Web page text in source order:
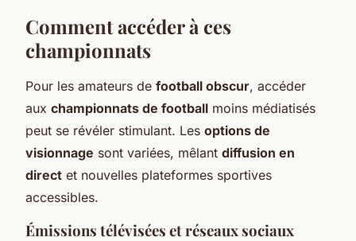
Comment accéder à ces
championnats
Pour les amateurs de football obscur, accéder
aux championnats de football moins médiatisés
peut se révéler stimulant. Les options de
visionnage sont variées, mêlant diffusion en
direct et nouvelles plateformes sportives
accessibles.
Émissions télévisées et réseaux sociaux